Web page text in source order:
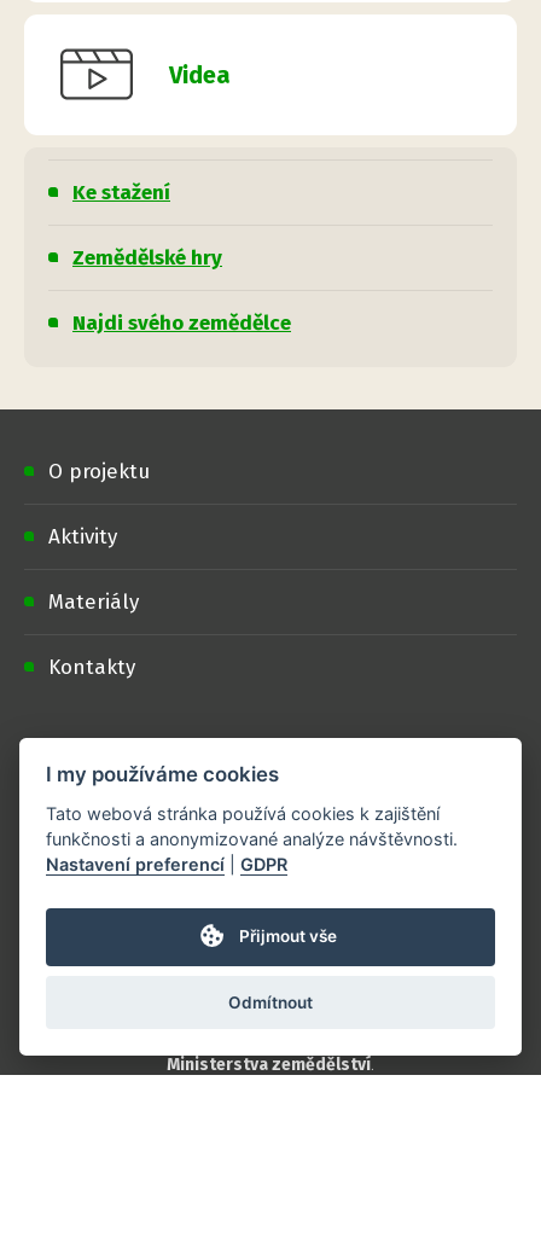
Videa
Ke stažení
Zemědělské hry
Najdi svého zemědělce
O projektu
Aktivity
Materiály
Kontakty
Podporují nás
Spolupracujte s námi
Ministerstva zemědělství.
I my používáme cookies
Tato webová stránka používá cookies k zajištění
funkčnosti a anonymizované analýze návštěvnosti.
Nastavení preferencí |GDPR
Přijmout vše
Odmítnout